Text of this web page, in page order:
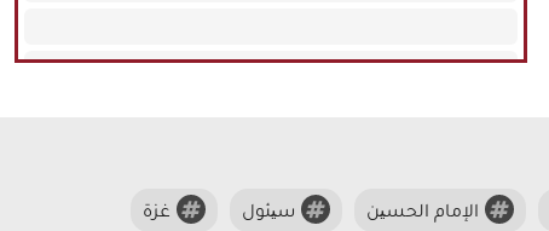
الإمام الحسین سیئول غزة